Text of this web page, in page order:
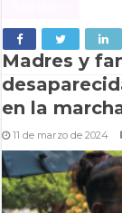
Madres y
en la
11 de marzo de 2024